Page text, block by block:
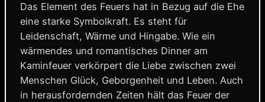
Das Element des Feuers hat in Bezug auf die Ehe
eine starke Symbolkraft. Es steht für
Leidenschaft, Wärme und Hingabe. Wie ein
wärmendes und romantisches Dinner am
Kaminfeuer verkörpert die Liebe zwischen zwei
Menschen Glück, Geborgenheit und Leben. Auch
in herausfordernden Zeiten hält das Feuer der